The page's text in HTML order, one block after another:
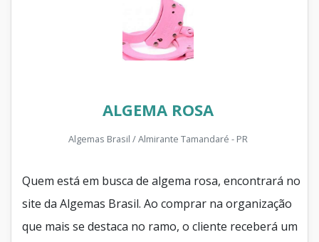
ALGEMA ROSA
Algemas Brasil / Almirante Tamandaré - PR
Quem está em busca de algema rosa, encontrará no
site da Algemas Brasil. Ao comprar na organização
que mais se destaca no ramo, o cliente receberá um